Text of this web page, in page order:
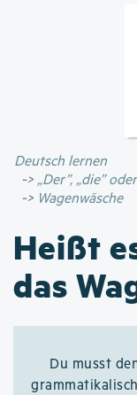
Deutsch lernen
„Der”, „die”
Wagenwäsche
Heißt
das
Du musst